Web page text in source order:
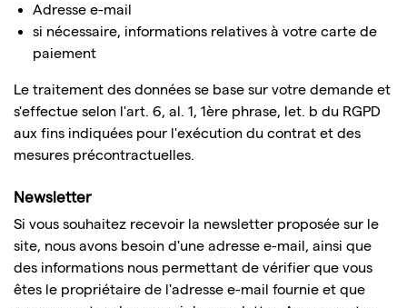
Adresse e-mail
si nécessaire, informations relatives à votre carte de
paiement
Le traitement des données se base sur votre demande et
s'effectue selon l'art. 6, al. 1, 1ère phrase, let. b du RGPD
aux fins indiquées pour l'exécution du contrat et des
mesures précontractuelles.
Newsletter
Si vous souhaitez recevoir la newsletter proposée sur le
site, nous avons besoin d'une adresse e-mail, ainsi que
des informations nous permettant de vérifier que vous
êtes le propriétaire de l'adresse e-mail fournie et que